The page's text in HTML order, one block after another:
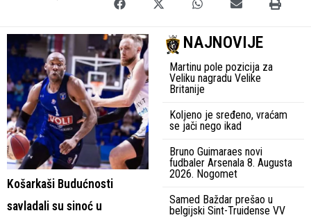
Košarkaši Budućnosti
savladali su sinoć u
NAJNOVIJE
Martinu pole pozicija za
Veliku nagradu Velike
Britanije
Koljeno je sređeno, vraćam
se jači nego ikad
Bruno Guimaraes novi
fudbaler Arsenala 8. Augusta
2026. Nogomet
Samed Baždar prešao u
belgijski Sint-Truidense VV